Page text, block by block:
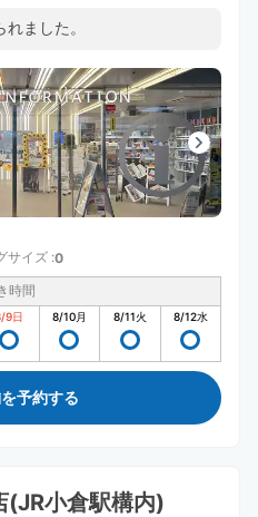
ました。
サイズ :0
時間
9日 8/10月 8/11火 8/12水
予約する
(JR小倉駅構内)